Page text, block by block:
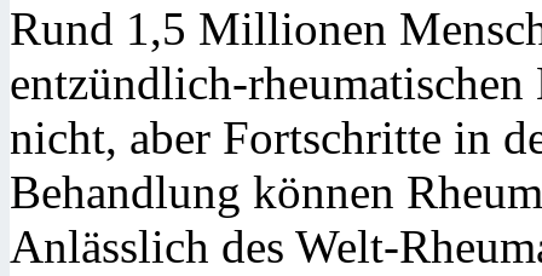
Rund 1,5 Millionen
entzündlich-
nicht, aber Fortschritte in
Behandlung können
Anlässlich des Welt-